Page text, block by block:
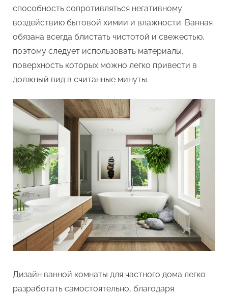
способность сопротивляться негативному
воздействию бытовой химии и влажности. Ванная
обязана всегда блистать чистотой и свежестью,
поэтому следует использовать материалы,
поверхность которых можно легко привести в
должный вид в считанные минуты.
Дизайн ванной комнаты для частного дома легко
разработать самостоятельно, благодаря